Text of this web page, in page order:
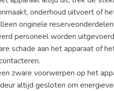
onderhoud uitvoert of
originele
personeel worden
schade aan het apparaat of
zware voorwerpen op het
altijd gesloten om